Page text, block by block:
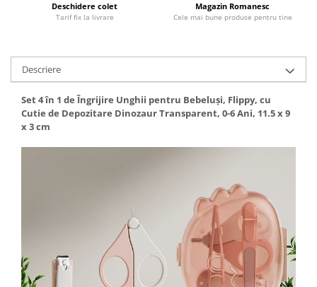
Tocatoare furaje
Motocoase, Trimmere si Masini de
tuns gazon
Motocositori cu motoare 2T
Trimmere electrice
Echipamente pentru animale
Aparate de tuns animale
Piese si accesorii aparate de tuns
animale
Deschidere colet
Tarif fix la livrare
Magazin Romanesc
Cele mai bune produse pentru tine
Descriere
Set 4 în 1 de Îngrijire Unghii pentru Bebeluși, Flippy, cu
Cutie de Depozitare Dinozaur Transparent, 0-6 Ani, 11.5 x 9
x 3 cm